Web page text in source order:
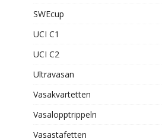
SWEcup
UCI C1
UCI C2
Ultravasan
Vasakvartetten
Vasalopptrippeln
Vasastafetten